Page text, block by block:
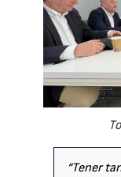
“Tener